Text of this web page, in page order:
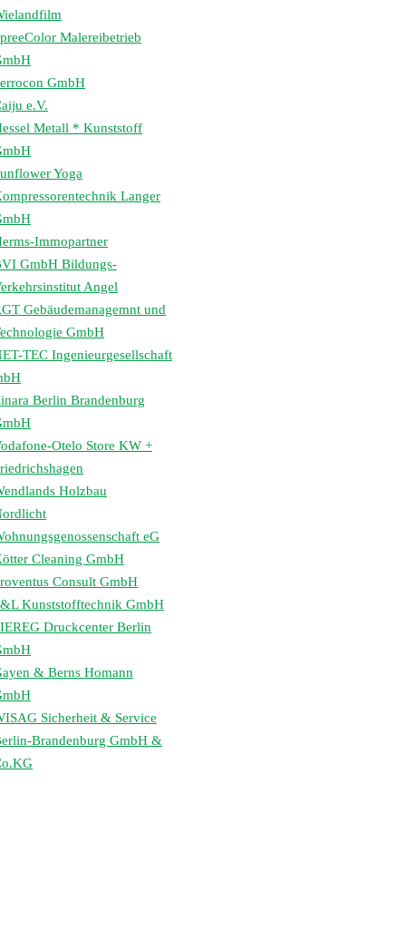
Malereibetrieb
GmbH
e.V.
Metall * Kunststoff
Yoga
Langer
Immopartner
GmbH Bildungs-
Angel
Gebäudemanagemnt und
GmbH
TEC Ingenieurgesellschaft
Berlin Brandenburg
Otelo Store KW +
Holzbau
eG
Cleaning GmbH
Consult GmbH
Kunststofftechnik GmbH
Druckcenter Berlin
& Berns Homann
Sicherheit & Service
Brandenburg GmbH &